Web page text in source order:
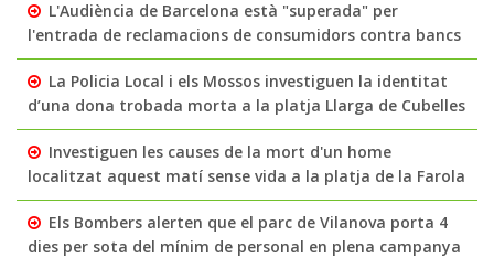
L'Audiència de Barcelona està "superada" per
l'entrada de reclamacions de consumidors contra bancs
La Policia Local i els Mossos investiguen la identitat
d’una dona trobada morta a la platja Llarga de Cubelles
Investiguen les causes de la mort d'un home
localitzat aquest matí sense vida a la platja de la Farola
Els Bombers alerten que el parc de Vilanova porta 4
dies per sota del mínim de personal en plena campanya